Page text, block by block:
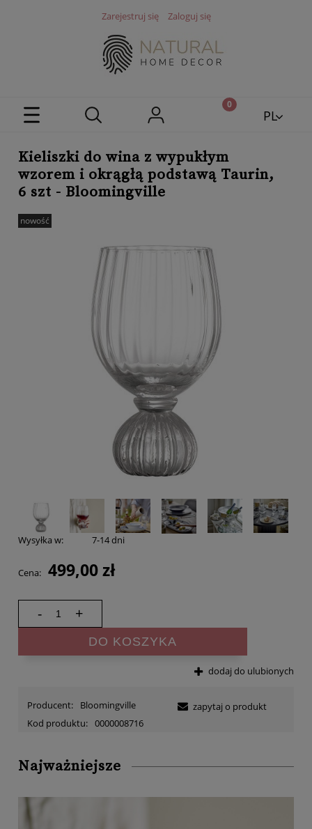
Zarejestruj się Zaloguj się
PL
Kieliszki do wina z wypukłym
wzorem i okrągłą podstawą Taurin,
6 szt - Bloomingville
nowość
Wysyłka w: 7-14 dni
Cena: 499,00 zł
- +
DO KOSZYKA
dodaj do ulubionych
Producent:
Bloomingville
Kod produktu: 0000008716
zapytaj o produkt
Najważniejsze